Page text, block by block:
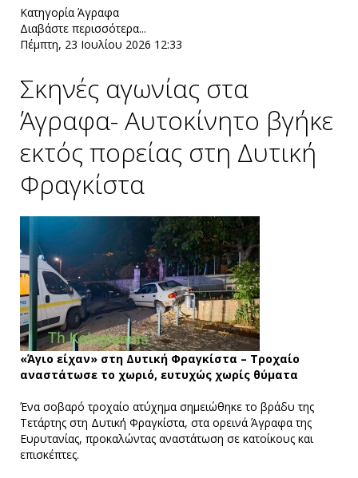
Κατηγορία Άγραφα
Διαβάστε περισσότερα...
Πέμπτη, 23 Ιουλίου 2026 12:33
Σκηνές αγωνίας στα
Άγραφα- Αυτοκίνητο βγήκε
εκτός πορείας στη Δυτική
Φραγκίστα
«Άγιο είχαν» στη Δυτική Φραγκίστα – Τροχαίο
αναστάτωσε το χωριό, ευτυχώς χωρίς θύματα
Ένα σοβαρό τροχαίο ατύχημα σημειώθηκε το βράδυ της
Τετάρτης στη Δυτική Φραγκίστα, στα ορεινά Άγραφα της
Ευρυτανίας, προκαλώντας αναστάτωση σε κατοίκους και
επισκέπτες.